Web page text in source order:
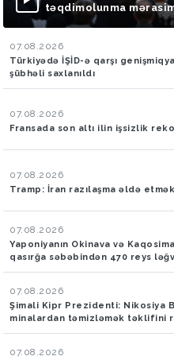
təqdimolunma
07.08.2026
Türkiyədə İŞİD-ə qarşı
şübhəli saxlanıldı
07.08.2026
Fransada son altı ilin işsizlik
07.08.2026
Tramp: İran razılaşma əldə
07.08.2026
Yaponiyanın Okinava və
qasırğa səbəbindən 470 reys
07.08.2026
Şimali Kipr Prezidenti: Nikosiya
minalardan təmizləmək təklifini
07.08.2026